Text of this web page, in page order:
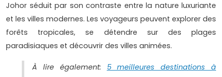
Johor séduit par son contraste entre la nature luxuriante
et les villes modernes. Les voyageurs peuvent explorer des
forêts tropicales, se détendre sur des plages
paradisiaques et découvrir des villes animées.
À lire également: 5 meilleures destinations à